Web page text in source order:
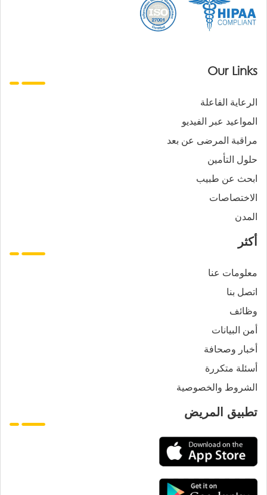
Our Links
الرعاية الفاعلة
المواعيد عبر الفيديو
مراقبة المرضى عن بعد
حلول التأمين
ابحث عن طبيب
الاختصاصات
المدن
أكثر
معلومات عنا
اتصل بنا
وظائف
أمن البيانات
أخبار وصحافة
أسئلة متكررة
الشروط والخصوصية
تطبيق المريض